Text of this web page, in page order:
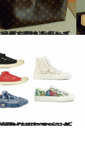
ク ＆ エッセイ
ンシアガ デザインフルなメゾンの新作5選ク ＆ エッセイ